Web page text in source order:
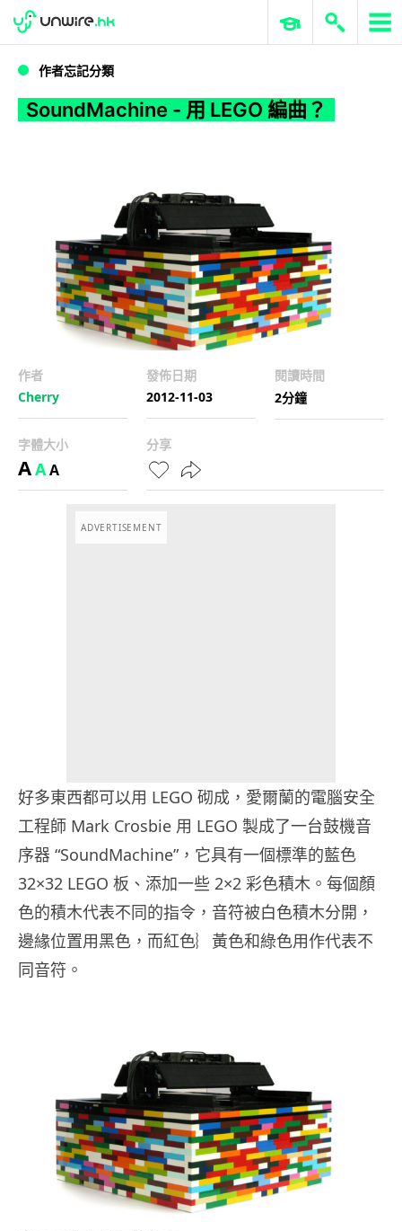
SoundMachine - 用 LEGO 編曲？
WWDC 2026 ERP 與商業 AI
作者忘記分類
SoundMachine - 用 LEGO 編曲？
作者
Cherry
發佈日期
2012-11-03
閱讀時間
2分鐘
字體大小
AAA
分享
ADVERTISEMENT
好多東西都可以用 LEGO 砌成，愛爾蘭的電腦安全
工程師 Mark Crosbie 用 LEGO 製成了一台鼓機音
序器 “SoundMachine”，它具有一個標準的藍色
32×32 LEGO 板、添加一些 2×2 彩色積木。每個顏
色的積木代表不同的指令，音符被白色積木分開，
邊緣位置用黑色，而紅色︴黃色和綠色用作代表不
同音符。